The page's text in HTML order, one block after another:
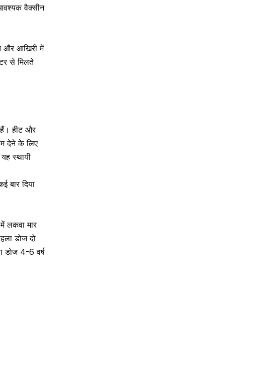
वैक्सीन
और आखिरी में
से मिलते
हीट और
देने के लिए
स्थायी
बार दिया
लकवा मार
डोज दो
डोज 4-6 वर्ष